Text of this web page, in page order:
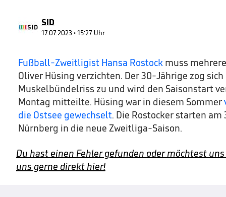
SID
17.07.2023 • 15:27 Uhr
Fußball-Zweitligist Hansa Rostock muss
Oliver Hüsing verzichten. Der 30-Jährige zog
Muskelbündelriss zu und wird den Saisonstart
Montag mitteilte. Hüsing war in diesem Sommer
die Ostsee gewechselt. Die Rostocker starten am
Nürnberg in die neue Zweitliga-Saison.
Du hast einen Fehler gefunden oder möchtest uns
uns gerne direkt hier!